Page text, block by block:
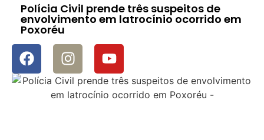
Polícia Civil prende três suspeitos de
envolvimento em latrocínio ocorrido em
Poxoréu